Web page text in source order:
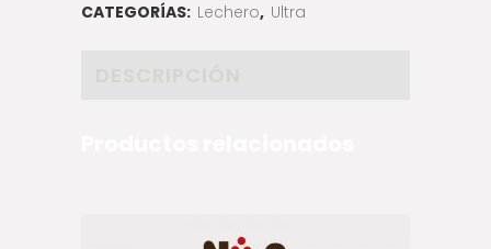
CATEGORÍAS: Lechero, Ultra